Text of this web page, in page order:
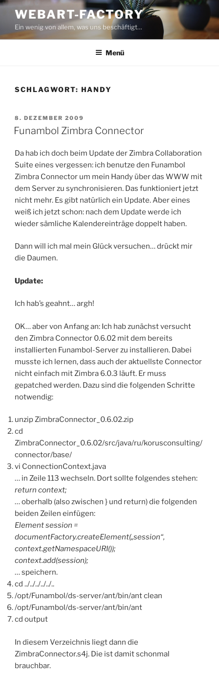
Zum
Inhalt
springen
WEBART-FACTORY
Ein wenig von allem, was uns beschäftigt…
Menü
SCHLAGWORT: HANDY
VERÖFFENTLICHT
AM
8. DEZEMBER 2009
Funambol Zimbra Connector
Da hab ich doch beim Update der Zimbra Collaboration
Suite eines vergessen: ich benutze den Funambol
Zimbra Connector um mein Handy über das WWW mit
dem Server zu synchronisieren. Das funktioniert jetzt
nicht mehr. Es gibt natürlich ein Update. Aber eines
weiß ich jetzt schon: nach dem Update werde ich
wieder sämliche Kalendereinträge doppelt haben.
Dann will ich mal mein Glück versuchen… drückt mir
die Daumen.
Update:
Ich hab’s geahnt… argh!
OK… aber von Anfang an: Ich hab zunächst versucht
den Zimbra Connector 0.6.02 mit dem bereits
installierten Funambol-Server zu installieren. Dabei
musste ich lernen, dass auch der aktuellste Connector
nicht einfach mit Zimbra 6.0.3 läuft. Er muss
gepatched werden. Dazu sind die folgenden Schritte
notwendig:
unzip ZimbraConnector_0.6.02.zip
cd
ZimbraConnector_0.6.02/src/java/ru/korusconsulting/
connector/base/
vi ConnectionContext.java
… in Zeile 113 wechseln. Dort sollte folgendes stehen:
return context;
… oberhalb (also zwischen } und return) die folgenden
beiden Zeilen einfügen:
Element session =
documentFactory.createElement(„session“,
context.getNamespaceURI());
context.add(session);
… speichern.
cd ../../../../../..
/opt/Funambol/ds-server/ant/bin/ant clean
/opt/Funambol/ds-server/ant/bin/ant
cd output
In diesem Verzeichnis liegt dann die
ZimbraConnector.s4j. Die ist damit schonmal
brauchbar.